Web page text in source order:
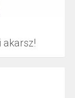
akarsz!